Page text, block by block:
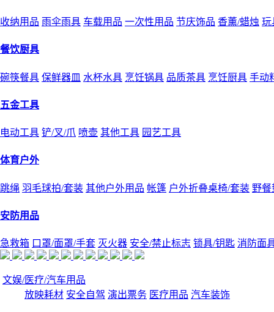
收纳用品 雨伞雨具 车载用品 一次性用品 节庆饰品 香薰/蜡烛 玩
餐饮厨具
碗筷餐具 保鲜器皿 水杯水具 烹饪锅具 品质茶具 烹饪厨具 手动
五金工具
电动工具 铲/叉/爪 喷壶 其他工具 园艺工具
体育户外
跳绳 羽毛球拍/套装 其他户外用品 帐篷 户外折叠桌椅/套装 野餐
安防用品
急救箱 口罩/面罩/手套 灭火器 安全/禁止标志 锁具/钥匙 消防面
文娱/医疗/汽车用品
放映耗材 安全自驾 演出票务 医疗用品 汽车装饰